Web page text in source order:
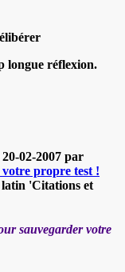
longue réflexion.
02-2007 par
votre propre test !
latin 'Citations et
sauvegarder votre